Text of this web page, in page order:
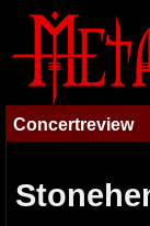
Concertreview